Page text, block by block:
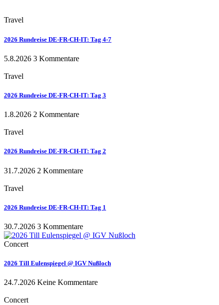
Travel
2026 Rundreise DE-FR-CH-IT: Tag 4-7
5.8.2026 3 Kommentare
Travel
2026 Rundreise DE-FR-CH-IT: Tag 3
1.8.2026 2 Kommentare
Travel
2026 Rundreise DE-FR-CH-IT: Tag 2
31.7.2026 2 Kommentare
Travel
2026 Rundreise DE-FR-CH-IT: Tag 1
30.7.2026 3 Kommentare
Concert
2026 Till Eulenspiegel @ IGV Nußloch
24.7.2026 Keine Kommentare
Concert